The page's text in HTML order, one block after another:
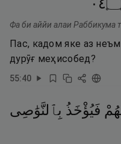
٤٠
Фа би аййи алаи Раббикума
Пас, кадом яке аз
дурӯғ меҳисобед?
55:40
فَيُؤْخَذُ بِٱلنَّوَٰصِى